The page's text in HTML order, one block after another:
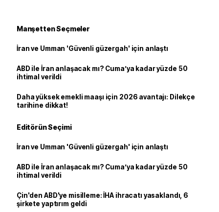
Manşetten Seçmeler
İran ve Umman 'Güvenli güzergah' için anlaştı
ABD ile İran anlaşacak mı? Cuma’ya kadar yüzde 50
ihtimal verildi
Daha yüksek emekli maaşı için 2026 avantajı: Dilekçe
tarihine dikkat!
Editörün Seçimi
İran ve Umman 'Güvenli güzergah' için anlaştı
ABD ile İran anlaşacak mı? Cuma’ya kadar yüzde 50
ihtimal verildi
Çin'den ABD'ye misilleme: İHA ihracatı yasaklandı, 6
şirkete yaptırım geldi